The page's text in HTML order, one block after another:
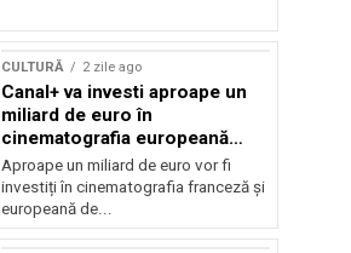
CULTURĂ 2 zile ago
Canal+ va investi aproape un
miliard de euro în
cinematografia europeană
până în 2032
Aproape un miliard de euro vor fi
investiți în cinematografia franceză și
europeană de...